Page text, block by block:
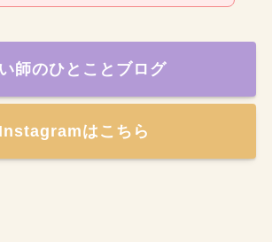
師のひとことブログ
Instagramはこちら